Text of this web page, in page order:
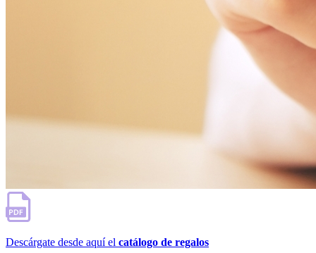
Descárgate desde aquí el catálogo de regalos